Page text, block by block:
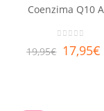
19,95€ 17,95€